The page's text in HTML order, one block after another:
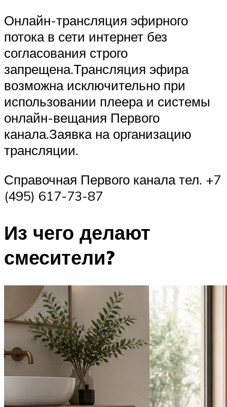
Онлайн-трансляция эфирного
потока в сети интернет без
согласования строго
запрещена.Трансляция эфира
возможна исключительно при
использовании плеера и системы
онлайн-вещания Первого
канала.Заявка на организацию
трансляции.
Справочная Первого канала тел. +7
(495) 617-73-87
Из чего делают
смесители?